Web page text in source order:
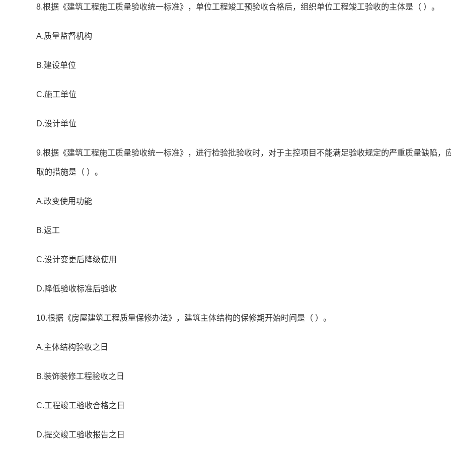
8.根据《建筑工程施工质量验收统一标准》，单位工程竣工预验收合格后，组织单位工程竣工验收的主体是（ ）。
A.质量监督机构
B.建设单位
C.施工单位
D.设计单位
9.根据《建筑工程施工质量验收统一标准》，进行检验批验收时，对于主控项目不能满足验收规定的严重质量缺陷，
取的措施是（ ）。
A.改变使用功能
B.返工
C.设计变更后降级使用
D.降低验收标准后验收
10.根据《房屋建筑工程质量保修办法》，建筑主体结构的保修期开始时间是（ ）。
A.主体结构验收之日
B.装饰装修工程验收之日
C.工程竣工验收合格之日
D.提交竣工验收报告之日